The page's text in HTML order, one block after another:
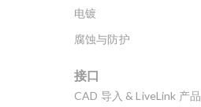
电镀
腐蚀与防护
接口
CAD 导入 & LiveLink 产品